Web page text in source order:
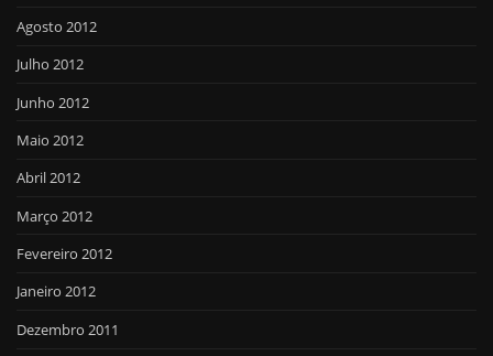
Agosto 2012
Julho 2012
Junho 2012
Maio 2012
Abril 2012
Março 2012
Fevereiro 2012
Janeiro 2012
Dezembro 2011